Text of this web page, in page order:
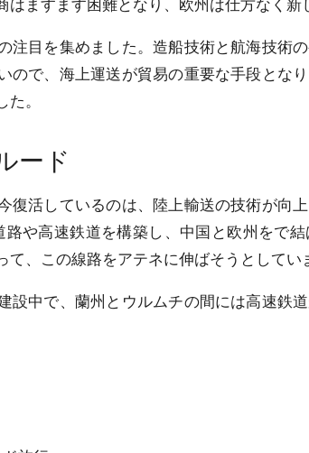
はますます困難となり、欧州は仕方なく新
目を集めました。造船技術と航海技術
ので、海上運送が貿易の重要な手段とな
。
ード
活しているのは、陸上輸送の技術が向
路や高速鉄道を構築し、中国と欧州をで
て、この線路をアテネに伸ばそうとしてい
中で、蘭州とウルムチの間には高速鉄